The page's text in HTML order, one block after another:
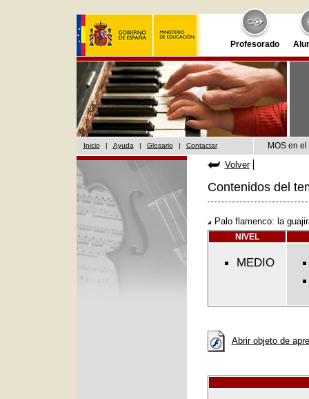
Profesorado
Inicio | Ayuda | Glosario | Contactar MOS en
Volver
Contenidos del
Palo flamenco: la
NIVEL
MEDIO
Abrir objeto de